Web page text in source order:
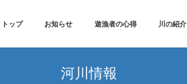
トップ お知らせ 遊漁者の心得 川の紹介
河川情報